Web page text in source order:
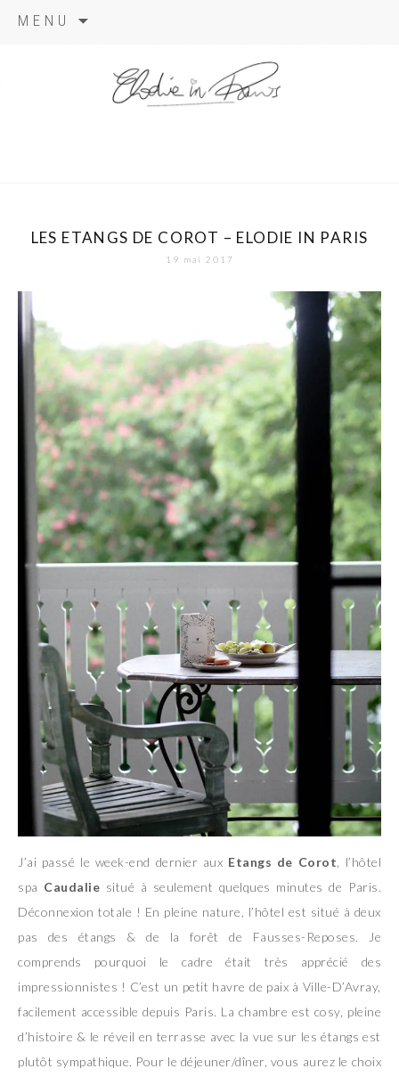
MENU
LES ETANGS DE COROT – ELODIE IN PARIS
19 mai 2017
J’ai passé le week-end dernier aux Etangs de Corot , l’hôtel
spa Caudalie situé à seulement quelques minutes de Paris.
Déconnexion totale ! En pleine nature, l’hôtel est situé à deux
pas des étangs & de la forêt de Fausses-Reposes. Je
comprends pourquoi le cadre était très apprécié des
impressionnistes ! C’est un petit havre de paix à Ville-D’Avray,
facilement accessible depuis Paris. La chambre est cosy, pleine
d’histoire & le réveil en terrasse avec la vue sur les étangs est
plutôt sympathique. Pour le déjeuner/dîner, vous aurez le choix